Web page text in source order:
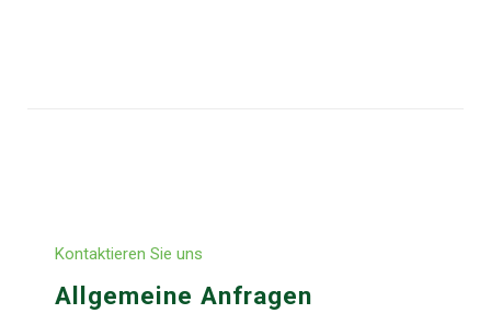
Kontaktieren Sie uns
Allgemeine Anfragen